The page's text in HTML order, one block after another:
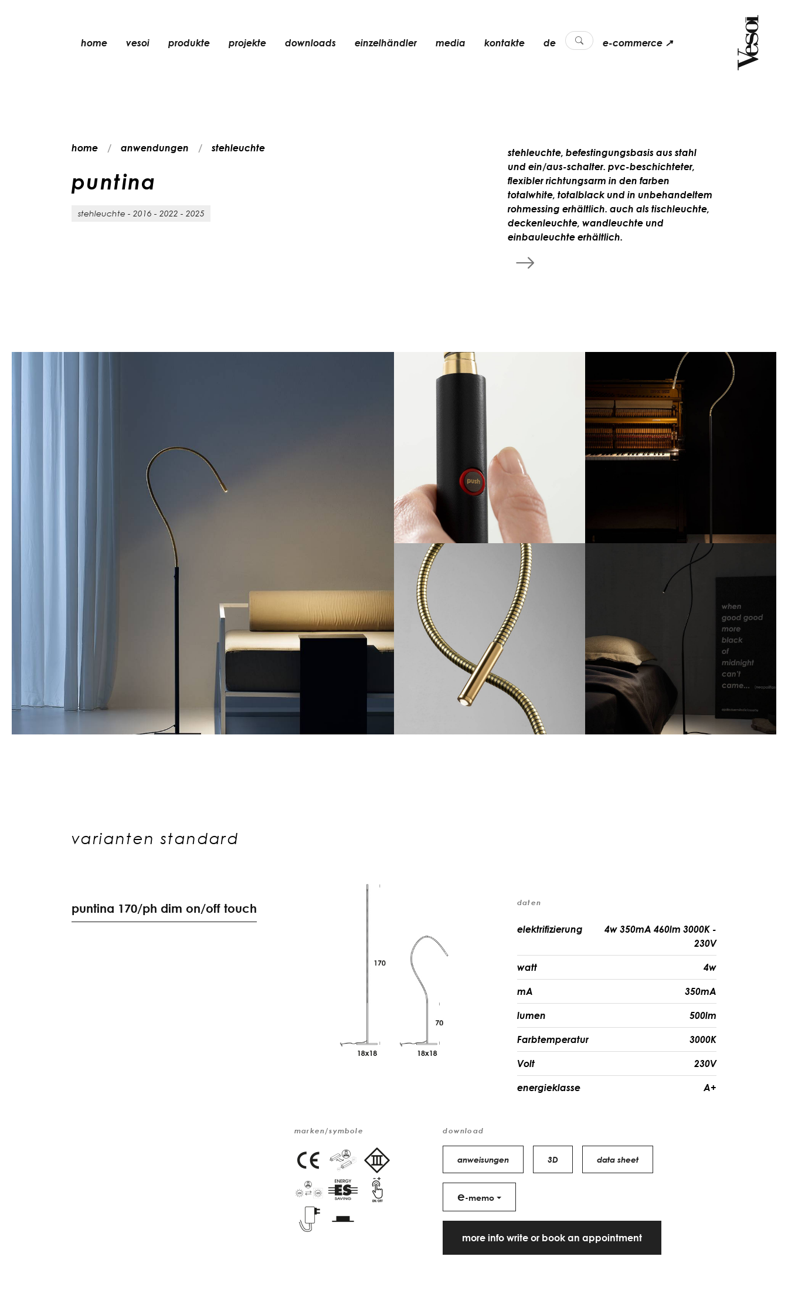
home vesoi produkte
stehleuchte
projekte downloads einzelhändler media kontakte de e-commerce ↗
home anwendungen stehleuchte
puntina
stehleuchte - 2016 - 2022 - 2025
stehleuchte, befestingungsbasis aus stahl
und ein/aus-schalter. pvc-beschichteter,
flexibler richtungsarm in den farben
totalwhite, totalblack und in unbehandeltem
rohmessing erhältlich. auch als tischleuchte,
deckenleuchte, wandleuchte und
einbauleuchte erhältlich.
varianten standard
puntina 170/ph dim on/off touch daten
elektrifizierung
4w 350mA 460lm 3000K -
230V
watt 4w
mA 350mA
lumen 500lm
Farbtemperatur 3000K
Volt 230V
energieklasse A+
marken/symbole download
anweisungen 3D data sheet
e-memo
more info write or book an appointment